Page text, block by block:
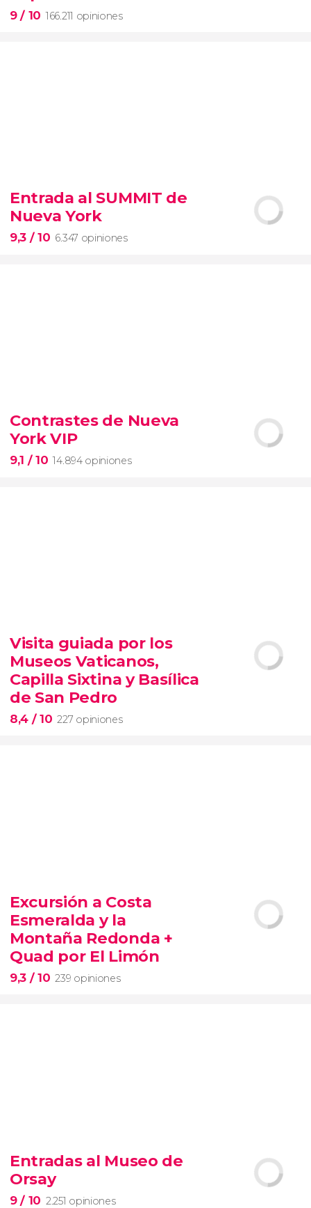
9/ 10 166.211 opiniones
visita guiada por los Museos Vaticanos y la Capilla
Sixtina
entrada preferente
Entrada al SUMMIT de
Nueva York
9,3 / 10 6.347 opiniones
entrada al SUMMIT de Nueva York
miradores más icónicos de Manhattan
Contrastes de Nueva
York VIP
9,1 / 10 14.894 opiniones
tour de contrastes de Nueva York VIP
barrios de Queens, Brooklyn, el Bronx y
Long Island
City grupos reducidos
Visita guiada por los
Museos Vaticanos,
Capilla Sixtina y Basílica
de San Pedro
8,4 / 10 227 opiniones
Piedad
Museos Vaticanos
Basílica de San
Pedro
Excursión a Costa
Esmeralda y la
Montaña Redonda +
Quad por El Limón
9,3 / 10 239 opiniones
Aventura, playas vírgenes y naturaleza
excursión a Costa Esmeralda y la Montaña Redonda
playa El Limón
Entradas al Museo de
Orsay
9/ 10 2.251 opiniones